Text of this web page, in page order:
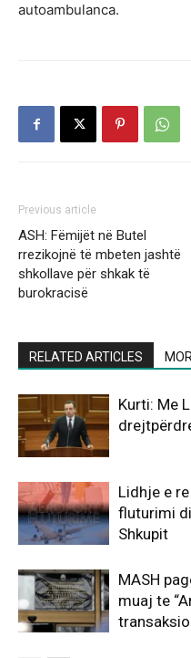
autoambulanca.
Previous article
ASH: Fëmijët në Butel
rrezikojnë të mbeten jashtë
shkollave për shkak të
burokracisë
RELATED ARTICLES
Kurti: Me
Lidhje e
fluturimi
Shkupit
MASH
muaj te